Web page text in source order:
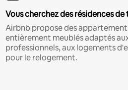
Vous cherchez des résidences de
Airbnb propose des
entièrement meublés adaptés
professionnels, aux logements
pour le relogement.